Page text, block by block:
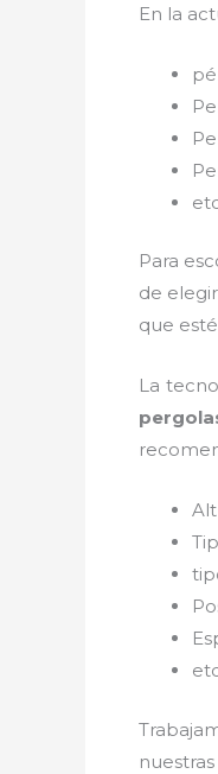
En la
Para
de
que
La
nuestras